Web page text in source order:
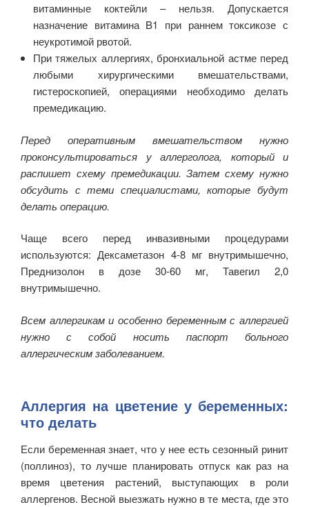
витаминные коктейли – нельзя. Допускается
назначение витамина B1 при раннем токсикозе с
неукротимой рвотой.
При тяжелых аллергиях, бронхиальной астме перед
любыми хирургическими вмешательствами,
гистероскопией, операциями необходимо делать
премедикацию.
Перед оперативным вмешательством нужно
проконсультироваться у аллерголога, который и
распишет схему премедикации. Затем схему нужно
обсудить с теми специалистами, которые будут
делать операцию.
Чаще всего перед инвазивными процедурами
используются: Дексаметазон 4-8 мг внутримышечно,
Преднизолон в дозе 30-60 мг, Тавегил 2,0
внутримышечно.
Всем аллергикам и особенно беременным с аллергией
нужно с собой носить паспорт больного
аллергическим заболеванием.
Аллергия на цветение у беременных:
что делать
Если беременная знает, что у нее есть сезонный ринит
(поллиноз), то лучше планировать отпуск как раз на
время цветения растений, выступающих в роли
аллергенов. Весной выезжать нужно в те места, где это